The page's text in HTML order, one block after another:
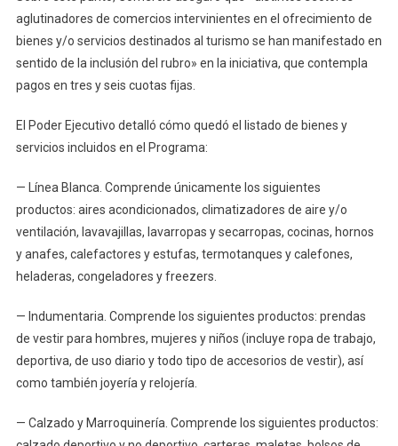
aglutinadores de comercios intervinientes en el ofrecimiento de
bienes y/o servicios destinados al turismo se han manifestado en
sentido de la inclusión del rubro» en la iniciativa, que contempla
pagos en tres y seis cuotas fijas.
El Poder Ejecutivo detalló cómo quedó el listado de bienes y
servicios incluidos en el Programa:
— Línea Blanca. Comprende únicamente los siguientes
productos: aires acondicionados, climatizadores de aire y/o
ventilación, lavavajillas, lavarropas y secarropas, cocinas, hornos
y anafes, calefactores y estufas, termotanques y calefones,
heladeras, congeladores y freezers.
— Indumentaria. Comprende los siguientes productos: prendas
de vestir para hombres, mujeres y niños (incluye ropa de trabajo,
deportiva, de uso diario y todo tipo de accesorios de vestir), así
como también joyería y relojería.
— Calzado y Marroquinería. Comprende los siguientes productos: